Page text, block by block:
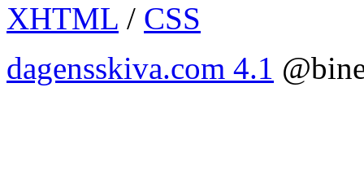
XHTML / CSS
dagensskiva.com 4.1